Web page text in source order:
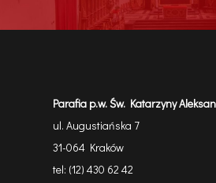
Parafia p.w. Św. Katarzyny
ul. Augustiańska 7
31-064 Kraków
tel: (12) 430 62 42